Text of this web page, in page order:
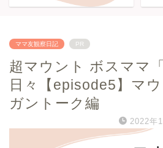
ママ友観察日記 PR
超マウント ボスママ
日々【episode5】マ
ガントーク編
2022年